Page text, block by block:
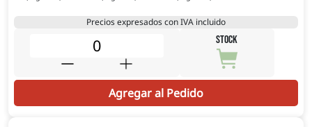
Precios expresados con IVA incluido
STOCK
Agregar al Pedido